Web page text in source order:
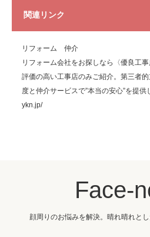
関連リンク
リフォーム 仲介
リフォーム会社をお探しなら〈優良工
評価の高い工事店のみご紹介。第三者
度と仲介サービスで”本当の安心”を提供
ykn.jp/
Face-
顔周りのお悩みを解決。晴れ晴れと